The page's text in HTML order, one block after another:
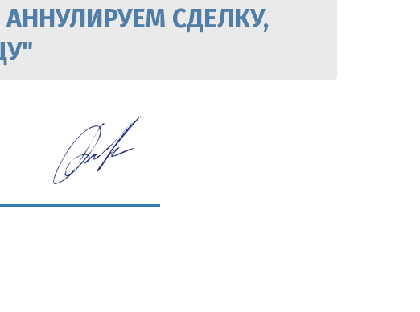
СДЕЛКУ,